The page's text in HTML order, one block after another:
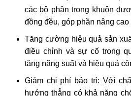
các bộ phận trong khuôn
đồng đều, góp phần nâng
Tăng cường hiệu quả sản
điều chỉnh và sự cố trong
tăng năng suất và hiệu quả
Giảm chi phí bảo trì: Với
hướng thẳng có khả năng